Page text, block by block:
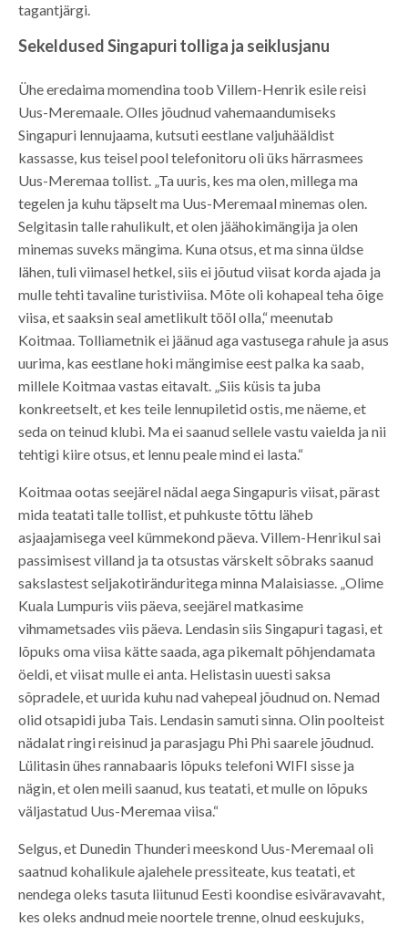
tagantjärgi.
Sekeldused Singapuri tolliga ja seiklusjanu
Ühe eredaima momendina toob Villem-Henrik esile reisi
Uus-Meremaale. Olles jõudnud vahemaandumiseks
Singapuri lennujaama, kutsuti eestlane valjuhääldist
kassasse, kus teisel pool telefonitoru oli üks härrasmees
Uus-Meremaa tollist. „Ta uuris, kes ma olen, millega ma
tegelen ja kuhu täpselt ma Uus-Meremaal minemas olen.
Selgitasin talle rahulikult, et olen jäähokimängija ja olen
minemas suveks mängima. Kuna otsus, et ma sinna üldse
lähen, tuli viimasel hetkel, siis ei jõutud viisat korda ajada ja
mulle tehti tavaline turistiviisa. Mõte oli kohapeal teha õige
viisa, et saaksin seal ametlikult tööl olla,“ meenutab
Koitmaa. Tolliametnik ei jäänud aga vastusega rahule ja asus
uurima, kas eestlane hoki mängimise eest palka ka saab,
millele Koitmaa vastas eitavalt. „Siis küsis ta juba
konkreetselt, et kes teile lennupiletid ostis, me näeme, et
seda on teinud klubi. Ma ei saanud sellele vastu vaielda ja nii
tehtigi kiire otsus, et lennu peale mind ei lasta.“
Koitmaa ootas seejärel nädal aega Singapuris viisat, pärast
mida teatati talle tollist, et puhkuste tõttu läheb
asjaajamisega veel kümmekond päeva. Villem-Henrikul sai
passimisest villand ja ta otsustas värskelt sõbraks saanud
sakslastest seljakotiränduritega minna Malaisiasse. „Olime
Kuala Lumpuris viis päeva, seejärel matkasime
vihmametsades viis päeva. Lendasin siis Singapuri tagasi, et
lõpuks oma viisa kätte saada, aga pikemalt põhjendamata
öeldi, et viisat mulle ei anta. Helistasin uuesti saksa
sõpradele, et uurida kuhu nad vahepeal jõudnud on. Nemad
olid otsapidi juba Tais. Lendasin samuti sinna. Olin poolteist
nädalat ringi reisinud ja parasjagu Phi Phi saarele jõudnud.
Lülitasin ühes rannabaaris lõpuks telefoni WIFI sisse ja
nägin, et olen meili saanud, kus teatati, et mulle on lõpuks
väljastatud Uus-Meremaa viisa.“
Selgus, et Dunedin Thunderi meeskond Uus-Meremaal oli
saatnud kohalikule ajalehele pressiteate, kus teatati, et
nendega oleks tasuta liitunud Eesti koondise esiväravavaht,
kes oleks andnud meie noortele trenne, olnud eeskujuks,